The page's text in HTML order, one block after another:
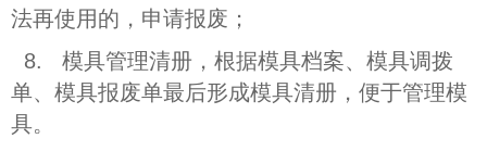
法再使用的，申请报废；
8. 模具管理清册，根据模具档案、模具调拨
单、模具报废单最后形成模具清册，便于管理模
具。